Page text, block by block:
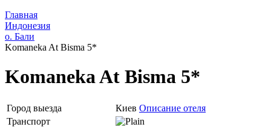
Главная
Индонезия
о. Бали
Komaneka At Bisma 5*
Komaneka At Bisma 5*
Город выезда Киев Описание отеля
Транспорт